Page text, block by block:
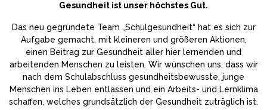
Gesundheit ist unser höchstes Gut.
Das neu gegründete Team „Schulgesundheit“ hat es sich zur
Aufgabe gemacht, mit kleineren und größeren Aktionen,
einen Beitrag zur Gesundheit aller hier lernenden und
arbeitenden Menschen zu leisten. Wir wünschen uns, dass wir
nach dem Schulabschluss gesundheitsbewusste, junge
Menschen ins Leben entlassen und ein Arbeits- und Lernklima
schaffen, welches grundsätzlich der Gesundheit zuträglich ist.